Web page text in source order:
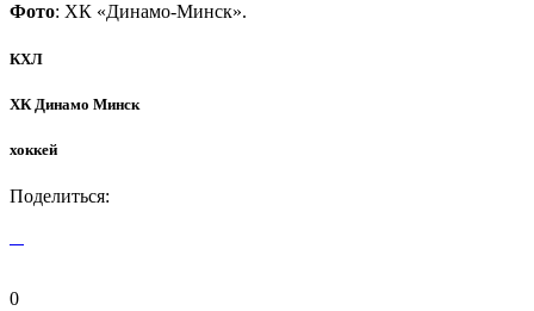
Фото: ХК «Динамо-Минск».
КХЛ
ХК Динамо Минск
хоккей
Поделиться:
0